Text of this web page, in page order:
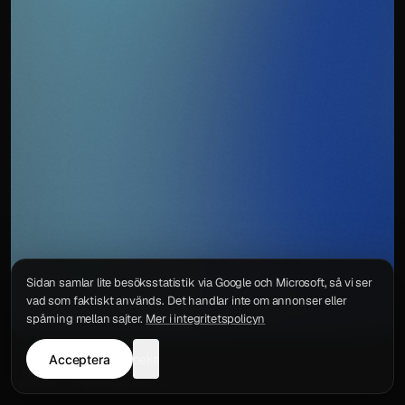
IntegritetspolicyKontakt
Sidan samlar lite besöksstatistik via Google och Microsoft, så vi ser
vad som faktiskt används. Det handlar inte om annonser eller
spårning mellan sajter. Mer i integritetspolicyn
Acceptera neka